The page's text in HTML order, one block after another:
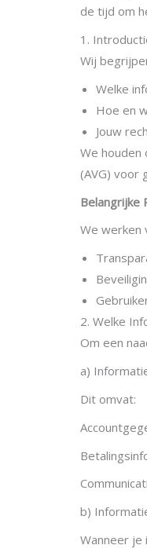
de tijd om
1.
Wij
Welke
Hoe en
Jouw
We houden
(AVG) voor
Belangrijke
We werken
2. Welke
Om een
a)
Dit omvat:
b)
Wanneer